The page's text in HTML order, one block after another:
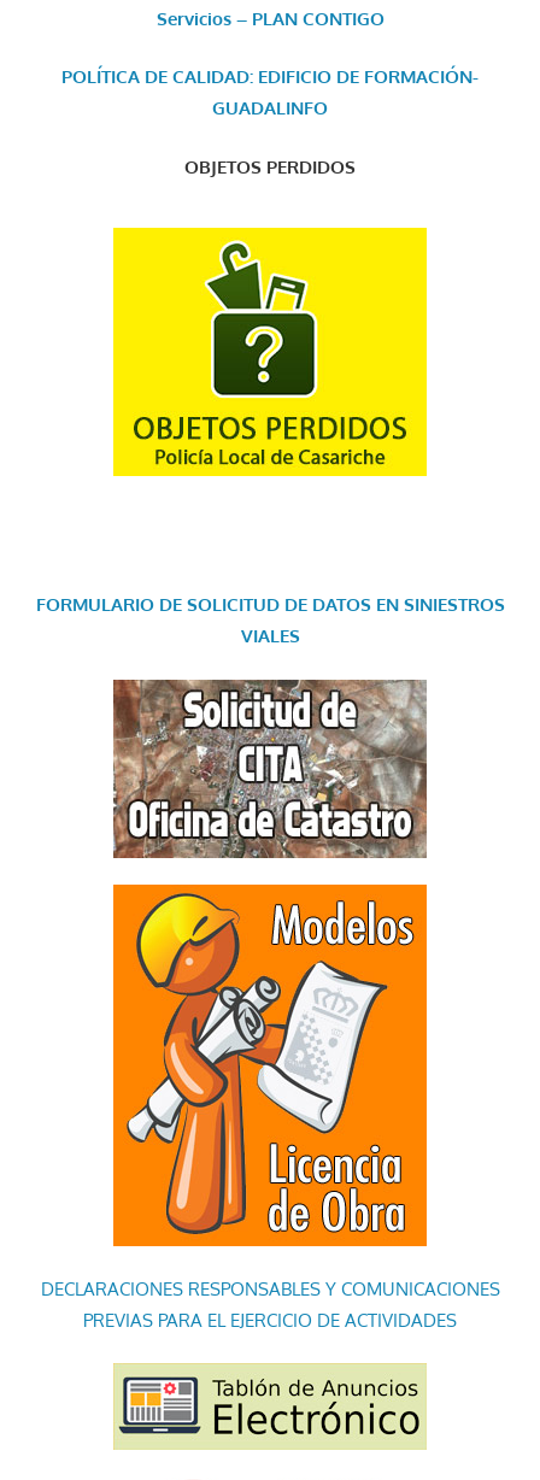
Servicios – PLAN CONTIGO
POLÍTICA DE CALIDAD: EDIFICIO DE FORMACIÓN-
GUADALINFO
OBJETOS PERDIDOS
FORMULARIO DE SOLICITUD DE DATOS EN SINIESTROS
VIALES
DECLARACIONES RESPONSABLES Y COMUNICACIONES
PREVIAS PARA EL EJERCICIO DE ACTIVIDADES